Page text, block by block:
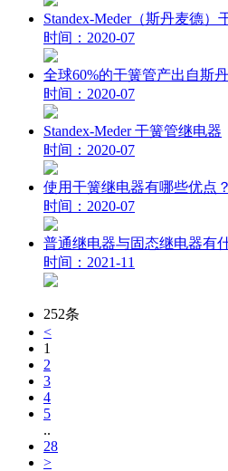
Standex-Meder（斯丹麦德）
时间：2020-07
全球60%的干簧管产出自斯丹
时间：2020-07
Standex-Meder 干簧管继电器
时间：2020-07
使用干簧继电器有哪些优点？
时间：2020-07
普通继电器与固态继电器有
时间：2021-11
252条
<
1
2
3
4
5
..
28
>